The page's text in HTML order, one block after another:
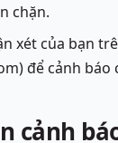
chặn.
xét của bạn
để cảnh báo
cảnh